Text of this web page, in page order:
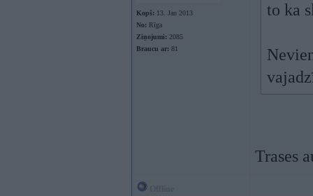
Kopš: 13. Jan 2013
No: Rīga
Ziņojumi: 2085
Braucu ar: 81
to ka
Trases